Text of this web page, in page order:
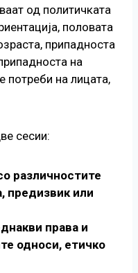
од политичката
половата
припадноста
на
потреби на лицата,
сесии:
различностите
предизвик или
права и
односи, етичко